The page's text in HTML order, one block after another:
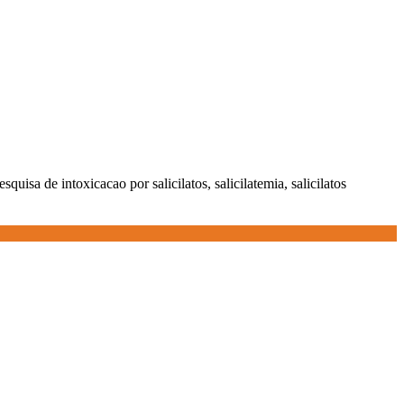
de intoxicacao por salicilatos, salicilatemia, salicilatos